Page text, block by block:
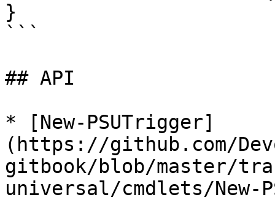
}
```
## API
* [New-PSUTrigger]
(https://github.com/
gitbook/blob/master/
universal/cmdlets/New-